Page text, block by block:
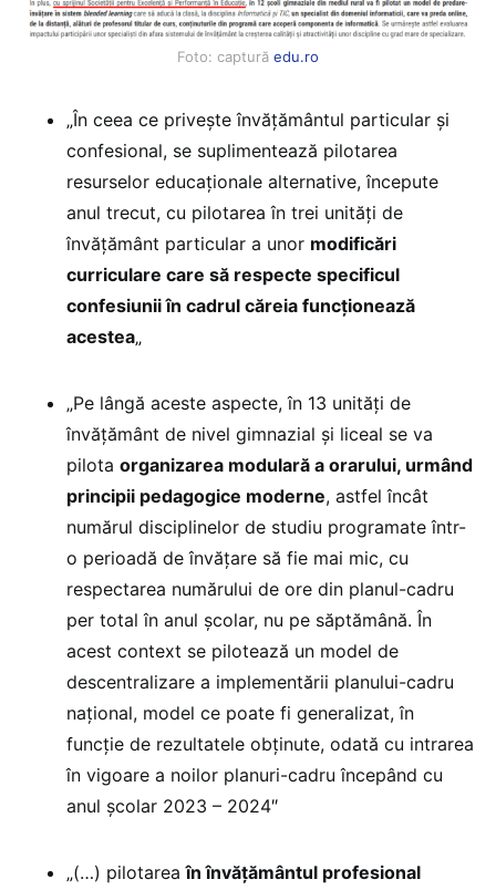
Foto: captură edu.ro
„În ceea ce privește învățământul particular și
confesional, se suplimentează pilotarea
resurselor educaționale alternative, începute
anul trecut, cu pilotarea în trei unități de
învățământ particular a unor modificări
curriculare care să respecte specificul
confesiunii în cadrul căreia funcționează
acestea„
„Pe lângă aceste aspecte, în 13 unități de
învățământ de nivel gimnazial și liceal se va
pilota organizarea modulară a orarului, urmând
principii pedagogice moderne, astfel încât
numărul disciplinelor de studiu programate într-
o perioadă de învățare să fie mai mic, cu
respectarea numărului de ore din planul-cadru
per total în anul școlar, nu pe săptămână. În
acest context se pilotează un model de
descentralizare a implementării planului-cadru
național, model ce poate fi generalizat, în
funcție de rezultatele obținute, odată cu intrarea
în vigoare a noilor planuri-cadru începând cu
anul școlar 2023 – 2024″
„(…) pilotareaîn învățământul profesional